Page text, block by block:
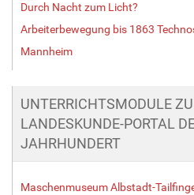
Durch Nacht zum Licht?
Arbeiterbewegung bis 1863
Mannheim
UNTERRICHTSMODULE
LANDESKUNDE-PORTAL
JAHRHUNDERT
Maschenmuseum Albstadt-